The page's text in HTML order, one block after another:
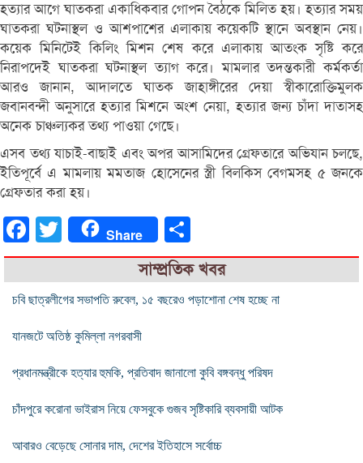
হত্যার আগে ঘাতকরা একাধিকবার গোপন বৈঠকে মিলিত হয়। হত্যার সময়
ঘাতকরা ঘটনাস্থল ও আশপাশের এলাকায় কয়েকটি স্থানে অবস্থান নেয়।
কয়েক মিনিটেই কিলিং মিশন শেষ করে এলাকায় আতংক সৃষ্টি করে
নিরাপদেই ঘাতকরা ঘটনাস্থল ত্যাগ করে। মামলার তদন্তকারী কর্মকর্তা
আরও জানান, আদালতে ঘাতক জাহাঙ্গীরের দেয়া স্বীকারোক্তিমুলক
জবানবন্দী অনুসারে হত্যার মিশনে অংশ নেয়া, হত্যার জন্য চাঁদা দাতাসহ
অনেক চাঞ্চল্যকর তথ্য পাওয়া গেছে।
এসব তথ্য যাচাই-বাছাই এবং অপর আসামিদের গ্রেফতারে অভিযান চলছে,
ইতিপূর্বে এ মামলায় মমতাজ হোসেনের স্ত্রী বিলকিস বেগমসহ ৫ জনকে
গ্রেফতার করা হয়।
FacebookTwitter Share
সাম্প্রতিক খবর
চবি ছাত্রলীগের সভাপতি রুবেল, ১৫ বছরেও পড়াশোনা শেষ হচ্ছে না
যানজটে অতিষ্ঠ কুমিল্লা নগরবাসী
প্রধানমন্ত্রীকে হত্যার হুমকি, প্রতিবাদ জানালো কুবি বঙ্গবন্ধু পরিষদ
চাঁদপুরে করোনা ভাইরাস নিয়ে ফেসবুকে গুজব সৃষ্টিকারি ব্যবসায়ী আটক
আবারও বেড়েছে সোনার দাম, দেশের ইতিহাসে সর্বোচ্চ